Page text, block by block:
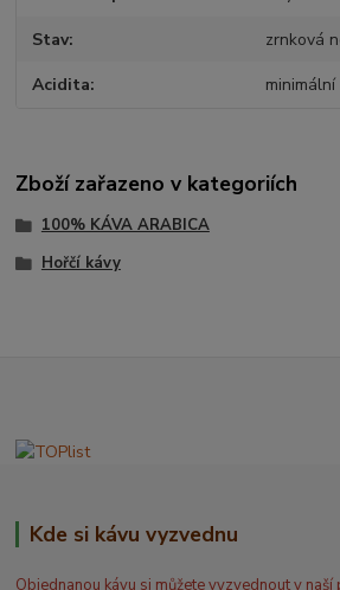
Stav zrnková
Acidita minimální
Zboží zařazeno v kategoriích
100% KÁVA ARABICA
Hořčí kávy
Kde si kávu vyzvednu
Objednanou kávu si můžete vyzvednout v